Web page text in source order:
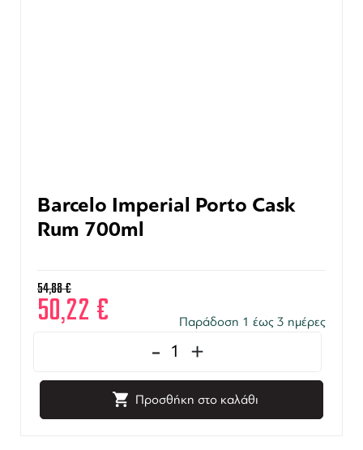
Barcelo Imperial Porto Cask
Rum 700ml
54,88€
50,22 € Παράδοση 1 έως 3 ημέρες
- +
Προσθήκη στο καλάθι